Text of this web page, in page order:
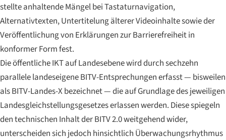
stellte anhaltende Mängel bei Tastaturnavigation,
Alternativtexten, Untertitelung älterer Videoinhalte sowie der
Veröffentlichung von Erklärungen zur Barrierefreiheit in
konformer Form fest.
Die öffentliche IKT auf Landesebene wird durch sechzehn
parallele landeseigene BITV-Entsprechungen erfasst — bisweilen
als BITV-Landes-X bezeichnet — die auf Grundlage des jeweiligen
Landesgleichstellungsgesetzes erlassen werden. Diese spiegeln
den technischen Inhalt der BITV 2.0 weitgehend wider,
unterscheiden sich jedoch hinsichtlich Überwachungsrhythmus